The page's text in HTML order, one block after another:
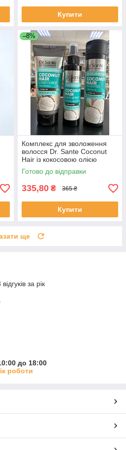
Купити
–8%
Комплекс для зволоження
волосся Dr. Sante Coconut
Hair із кокосовою олією
(шампунь + бальзам + спрей)
Готово до відправки
335,80 ₴ 365 ₴
Купити
ще
за рік
до 18:00
роботи